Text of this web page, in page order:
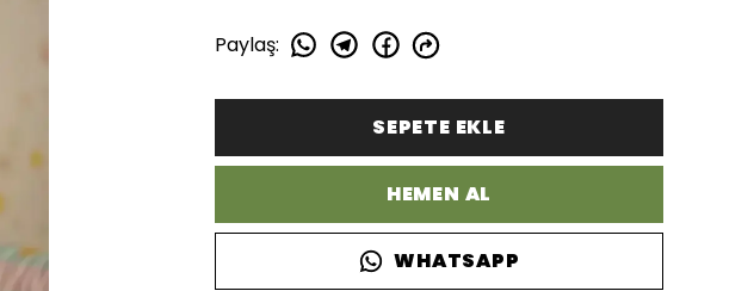
Paylaş:
SEPETE EKLE
HEMEN AL
WHATSAPP